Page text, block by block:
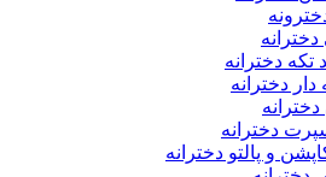
دخترانه
دار دخترانه
دخترانه
و پالتو دخترانه